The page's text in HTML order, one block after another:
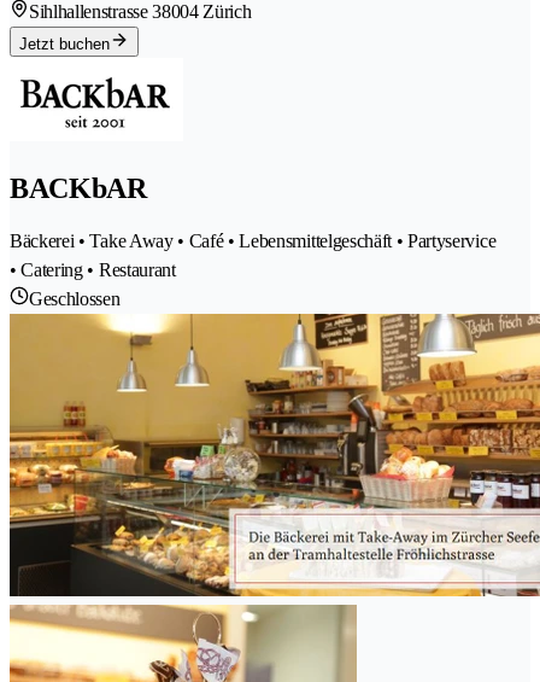
Sihlhallenstrasse 38004 Zürich
Jetzt buchen
BACKbAR
Bäckerei • Take Away • Café • Lebensmittelgeschäft • Partyservice
• Catering • Restaurant
Geschlossen